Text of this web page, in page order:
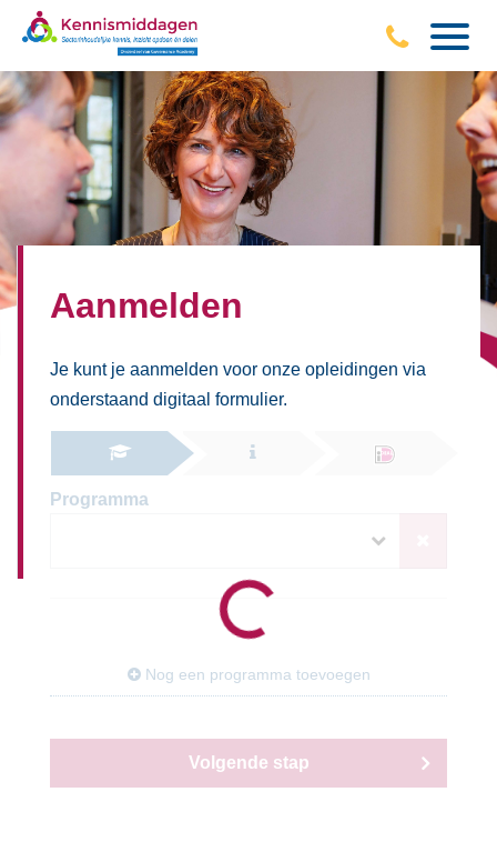
Aanmelden
Je kunt je aanmelden voor onze opleidingen via
onderstaand digitaal formulier.
Programma
Nog een programma toevoegen
Volgende stap